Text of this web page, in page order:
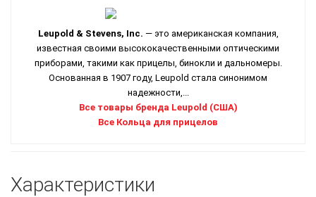
Leupold & Stevens, Inc. — это американская компания,
известная своими высококачественными оптическими
приборами, такими как прицелы, бинокли и дальномеры.
Основанная в 1907 году, Leupold стала синонимом
надежности,...
Все товары бренда Leupold (США)
Все Кольца для прицелов
Характеристики